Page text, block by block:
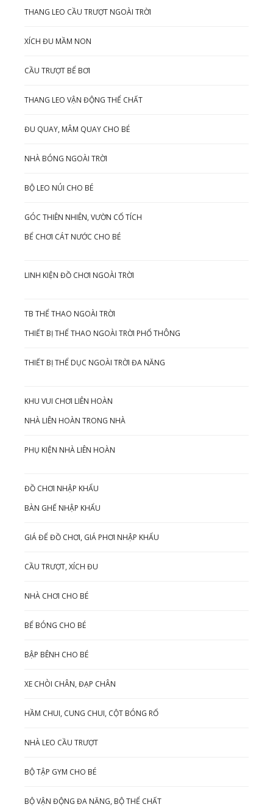
THANG LEO CẦU TRƯỢT NGOÀI TRỜI
XÍCH ĐU MẦM NON
CẦU TRƯỢT BỂ BƠI
THANG LEO VẬN ĐỘNG THỂ CHẤT
ĐU QUAY, MÂM QUAY CHO BÉ
NHÀ BÓNG NGOÀI TRỜI
BỘ LEO NÚI CHO BÉ
GÓC THIÊN NHIÊN, VƯỜN CỔ TÍCH
BỂ CHƠI CÁT NƯỚC CHO BÉ
LINH KIỆN ĐỒ CHƠI NGOÀI TRỜI
TB THỂ THAO NGOÀI TRỜI
THIẾT BỊ THỂ THAO NGOÀI TRỜI PHỔ THÔNG
THIẾT BỊ THỂ DỤC NGOÀI TRỜI ĐA NĂNG
KHU VUI CHƠI LIÊN HOÀN
NHÀ LIÊN HOÀN TRONG NHÀ
PHỤ KIỆN NHÀ LIÊN HOÀN
ĐỒ CHƠI NHẬP KHẨU
BÀN GHẾ NHẬP KHẨU
GIÁ ĐỂ ĐỒ CHƠI, GIÁ PHƠI NHẬP KHẨU
CẦU TRƯỢT, XÍCH ĐU
NHÀ CHƠI CHO BÉ
BỂ BÓNG CHO BÉ
BẬP BÊNH CHO BÉ
XE CHÒI CHÂN, ĐẠP CHÂN
HẦM CHUI, CUNG CHUI, CỘT BÓNG RỔ
NHÀ LEO CẦU TRƯỢT
BỘ TẬP GYM CHO BÉ
BỘ VẬN ĐỘNG ĐA NĂNG, BỘ THỂ CHẤT